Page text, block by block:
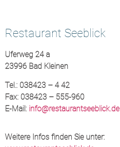
Restaurant Seeblick
Uferweg 24 a
23996 Bad Kleinen
Tel.: 038423 – 4 42
Fax: 038423 – 555-960
E-Mail: info@restaurantseeblick.de
Weitere Infos finden Sie unter: